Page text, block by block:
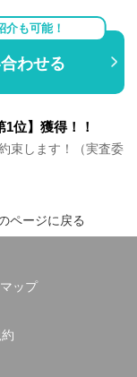
も可能！
わせる
位】獲得！！
束します！（実査委
ページに戻る
ップ